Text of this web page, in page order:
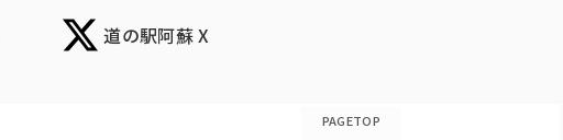
道の駅阿蘇 X
PAGETOP